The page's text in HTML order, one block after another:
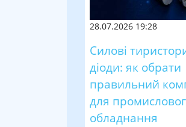
28.07.2026 19:28
Силові
діоди: як обрати
правильний
для
обладнання